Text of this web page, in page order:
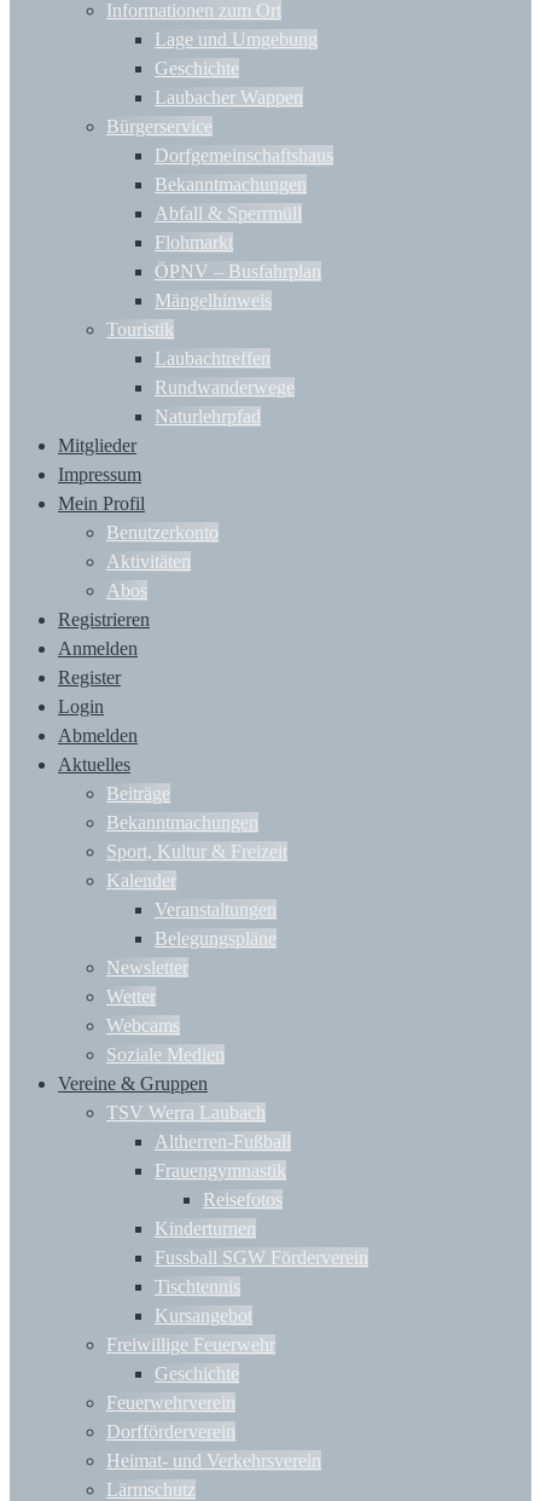
Informationen zum Ort
Lage und Umgebung
Geschichte
Laubacher Wappen
Bürgerservice
Dorfgemeinschaftshaus
Bekanntmachungen
Abfall & Sperrmüll
Flohmarkt
ÖPNV – Busfahrplan
Mängelhinweis
Touristik
Laubachtreffen
Rundwanderwege
Naturlehrpfad
Mitglieder
Impressum
Mein Profil
Benutzerkonto
Aktivitäten
Abos
Registrieren
Anmelden
Register
Login
Abmelden
Aktuelles
Beiträge
Bekanntmachungen
Sport, Kultur & Freizeit
Kalender
Veranstaltungen
Belegungspläne
Newsletter
Wetter
Webcams
Soziale Medien
Vereine & Gruppen
TSV Werra Laubach
Altherren-Fußball
Frauengymnastik
Reisefotos
Kinderturnen
Fussball SGW Förderverein
Tischtennis
Kursangebot
Freiwillige Feuerwehr
Geschichte
Feuerwehrverein
Dorfförderverein
Heimat- und Verkehrsverein
Lärmschutz